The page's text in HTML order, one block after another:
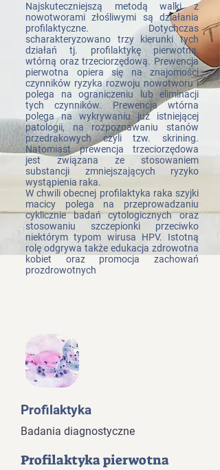
Najskuteczniejszą metodą walki z
nowotworami złośliwymi są działania
profilaktyczne. Dotychczas
scharakteryzowano trzy kierunki tych
działań tj. profilaktykę pierwotną,
wtórną oraz trzeciorzędową. Prewencja
pierwotna opiera się na znajomości
czynników ryzyka rozwoju nowotworu i
polega na ograniczeniu lub eliminacji
tych czynników. Prewencja wtórna
polega na wykrywaniu już istniejącej
patologii, na rozpoznawaniu stanów
przedrakowych czyli tzw. skrining.
Natomiast prewencja trzeciorzędowa
jest związana ze stosowaniem
substancji zmniejszających ryzyko
wystąpienia raka.
W chwili obecnej profilaktyka raka szyjki
macicy polega na przeprowadzaniu
cyklicznie badań cytologicznych oraz
stosowaniu szczepionki przeciwko
niektórym typom wirusa HPV. Istotną
rolę odgrywa także edukacja zdrowotna
kobiet oraz promocja zachowań
prozdrowotnych
Profilaktyka
Badania diagnostyczne
Profilaktyka pierwotna